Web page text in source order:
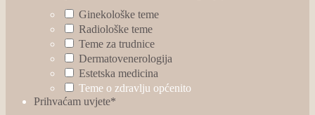
Ginekološke teme
Radiološke teme
Teme za trudnice
Dermatovenerologija
Estetska medicina
Teme o zdravlju općenito
Prihvaćam uvjete*